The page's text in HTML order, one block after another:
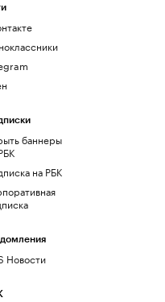
баннеры
на РБК
Новости